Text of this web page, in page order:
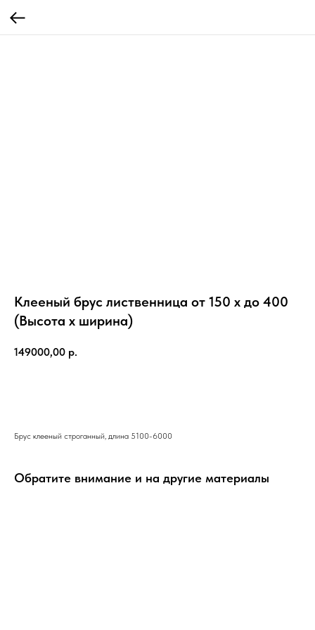
Клееный брус лиственница от 150 х до 400
(Высота х ширина)
149000,00 р.
Брус клееный строганный, длина 5100-6000
Обратите внимание и на другие материалы